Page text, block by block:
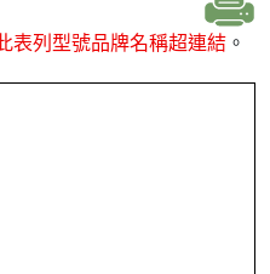
表列型號品牌名稱超連結 。